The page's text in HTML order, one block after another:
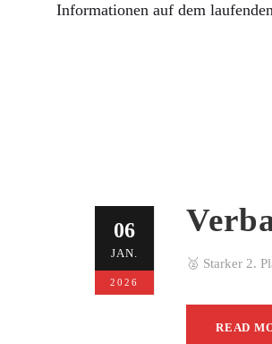
Informationen auf dem
06
JAN.
2026
🥈 Starker 2.
READ